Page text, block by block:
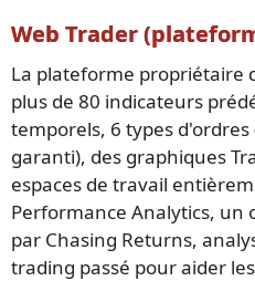
Web Trader
La plateforme propriétaire
plus de 80 indicateurs
temporels, 6 types d'ordres
garanti), des graphiques
espaces de travail
Performance Analytics, un
par Chasing Returns,
trading passé pour aider